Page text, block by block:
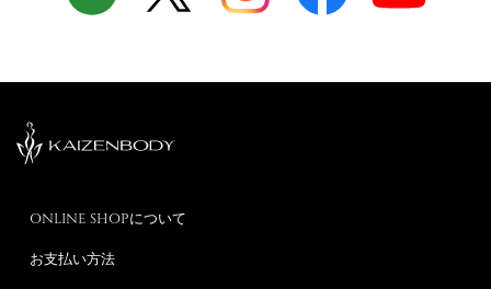
ONLINE SHOPについて
お支払い方法